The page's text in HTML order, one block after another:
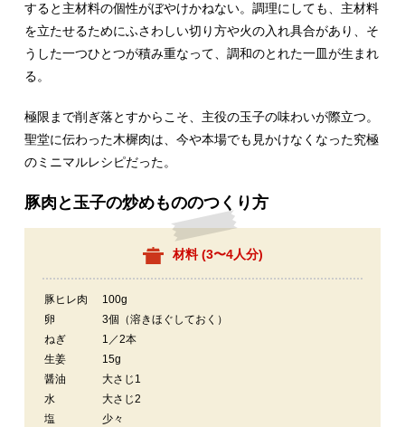
すると主材料の個性がぼやけかねない。調理にしても、主材料
を立たせるためにふさわしい切り方や火の入れ具合があり、そ
うした一つひとつが積み重なって、調和のとれた一皿が生まれ
る。
極限まで削ぎ落とすからこそ、主役の玉子の味わいが際立つ。
聖堂に伝わった木樨肉は、今や本場でも見かけなくなった究極
のミニマルレシピだった。
豚肉と玉子の炒めもののつくり方
材料 (3〜4人分)
豚ヒレ肉
100g
卵
3個（溶きほぐしておく）
ねぎ
1／2本
生姜
15g
醤油
大さじ1
水
大さじ2
塩
少々